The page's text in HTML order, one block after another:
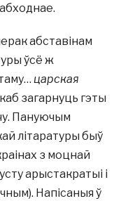
абставінам
ўсё ж
царская
загарнуць гэты
Пануючым
літаратуры быў
з моцнай
арыстакратыі і
Напісаныя ў